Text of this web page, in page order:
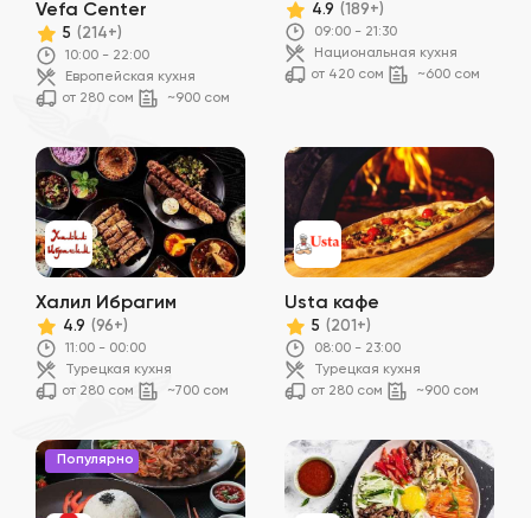
Vefa Center
5 (214+)
10:00 - 22:00
Европейская кухня
от 280 сом
~900 сом
4.9 (189+)
09:00 - 21:30
Национальная кухня
от 420 сом
~600 сом
Халил Ибрагим
4.9 (96+)
11:00 - 00:00
Турецкая кухня
от 280 сом
~700 сом
Usta кафе
5 (201+)
08:00 - 23:00
Турецкая кухня
от 280 сом
~900 сом
Популярно